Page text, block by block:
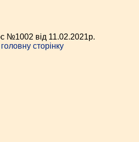
№1002 від 11.02.2021p.
сторінку